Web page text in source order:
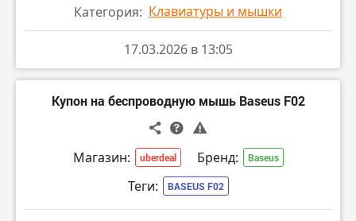
Категория: Клавиатуры и мышки
17.03.2026 в 13:05
Купон на беспроводную мышь Baseus F02
Магазин: uberdeal Бренд: Baseus
Теги: BASEUS F02